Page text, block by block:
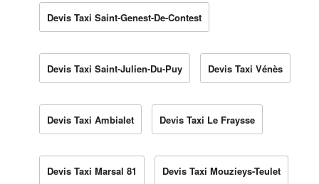
Devis Taxi Saint-Genest-De-Contest
Devis Taxi Saint-Julien-Du-Puy Devis Taxi Vénès
Devis Taxi Ambialet Devis Taxi Le Fraysse
Devis Taxi Marsal 81 Devis Taxi Mouzieys-Teulet